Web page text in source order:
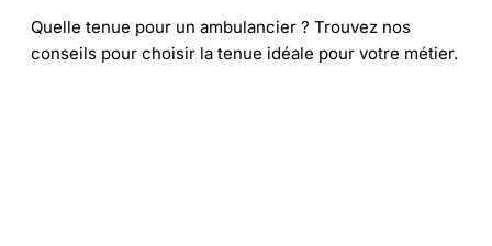
Quelle tenue pour un ambulancier ? Trouvez nos
conseils pour choisir la tenue idéale pour votre métier.